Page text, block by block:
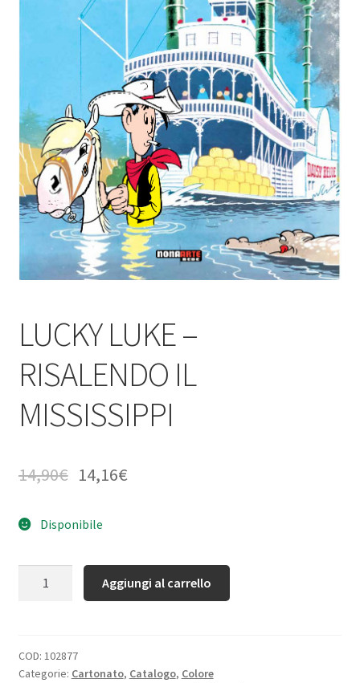
LUCKY LUKE –
RISALENDO IL
MISSISSIPPI
14,90€ 14,16€
Disponibile
Aggiungi al carrello
COD: 102877
Categorie: Cartonato, Catalogo, Colore